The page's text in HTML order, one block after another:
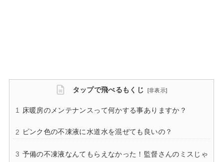
タップで飛べるもくじ [非表示]
床暖房のメンテナンスって何かする事ありますか？
ピンク色の不凍液に水道水を混ぜても良いの？
予備の不凍液なんてもらえなかった！監督さんのミスじゃ